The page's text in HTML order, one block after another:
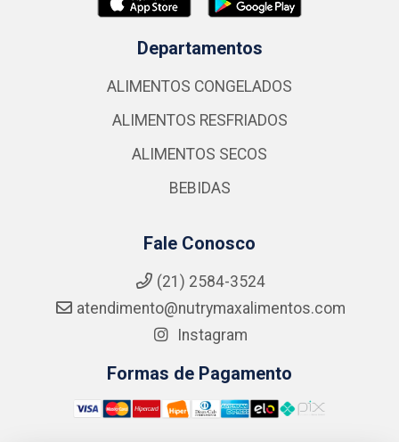
Departamentos
ALIMENTOS CONGELADOS
ALIMENTOS RESFRIADOS
ALIMENTOS SECOS
BEBIDAS
Fale Conosco
(21) 2584-3524
atendimento@nutrymaxalimentos.com
Instagram
Formas de Pagamento